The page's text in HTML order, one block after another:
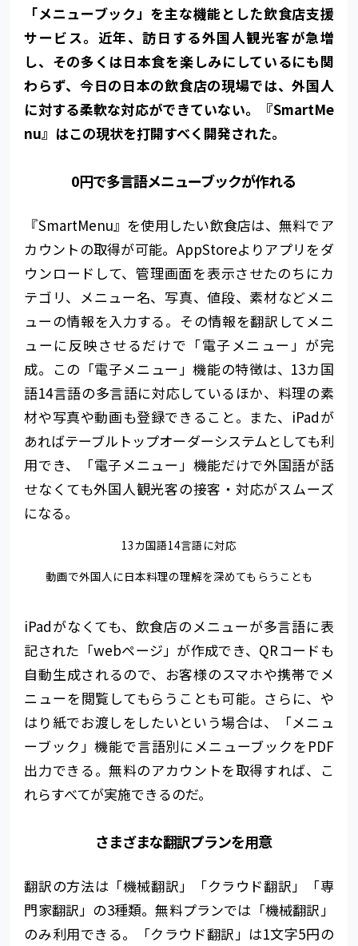
「メニューブック」を主な機能とした飲食店支援
サービス。近年、訪日する外国人観光客が急増
し、その多くは日本食を楽しみにしているにも関
わらず、今日の日本の飲食店の現場では、外国人
に対する柔軟な対応ができていない。『SmartMe
nu』はこの現状を打開すべく開発された。
0円で多言語メニューブックが作れる
『SmartMenu』を使用したい飲食店は、無料でア
カウントの取得が可能。AppStoreよりアプリをダ
ウンロードして、管理画面を表示させたのちにカ
テゴリ、メニュー名、写真、値段、素材などメニ
ューの情報を入力する。その情報を翻訳してメニ
ューに反映させるだけで「電子メニュー」が完
成。この「電子メニュー」機能の特徴は、13カ国
語14言語の多言語に対応しているほか、料理の素
材や写真や動画も登録できること。また、iPadが
あればテーブルトップオーダーシステムとしても利
用でき、「電子メニュー」機能だけで外国語が話
せなくても外国人観光客の接客・対応がスムーズ
になる。
13カ国語14言語に対応
動画で外国人に日本料理の理解を深めてもらうことも
iPadがなくても、飲食店のメニューが多言語に表
記された「webページ」が作成でき、QRコードも
自動生成されるので、お客様のスマホや携帯でメ
ニューを閲覧してもらうことも可能。さらに、や
はり紙でお渡しをしたいという場合は、「メニュ
ーブック」機能で言語別にメニューブックをPDF
出力できる。無料のアカウントを取得すれば、こ
れらすべてが実施できるのだ。
さまざまな翻訳プランを用意
翻訳の方法は「機械翻訳」「クラウド翻訳」「専
門家翻訳」の3種類。無料プランでは「機械翻訳」
のみ利用できる。「クラウド翻訳」は1文字5円の